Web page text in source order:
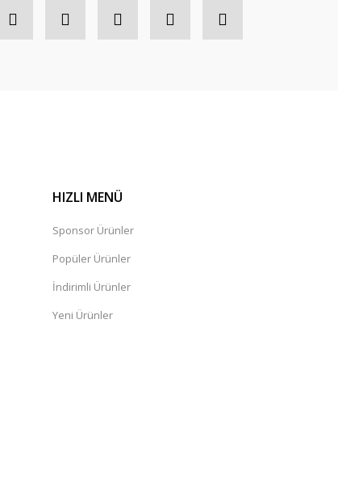
HIZLI MENÜ
Sponsor Ürünler
Popüler Ürünler
İndirimli Ürünler
Yeni Ürünler